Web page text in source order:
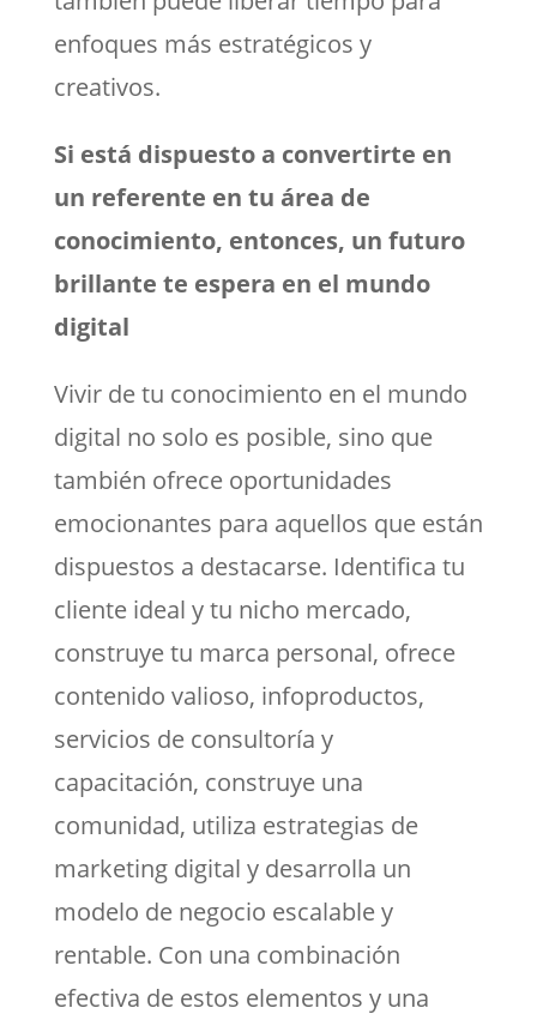
enfoques más estratégicos y
creativos.
Si está dispuesto a convertirte en
un referente en tu área de
conocimiento, entonces, un futuro
brillante te espera en el mundo
digital
Vivir de tu conocimiento en el mundo
digital no solo es posible, sino que
también ofrece oportunidades
emocionantes para aquellos que están
dispuestos a destacarse. Identifica tu
cliente ideal y tu nicho mercado,
construye tu marca personal, ofrece
contenido valioso, infoproductos,
servicios de consultoría y
capacitación, construye una
comunidad, utiliza estrategias de
marketing digital y desarrolla un
modelo de negocio escalable y
rentable. Con una combinación
efectiva de estos elementos y una